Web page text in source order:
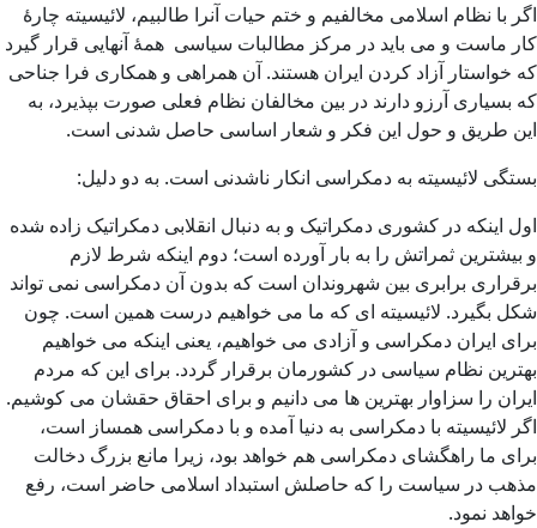
اگر با نظام اسلامی مخالفیم و ختم حیات آنرا طالبیم، لائیسیته چارۀ
کار ماست و می باید در مرکز مطالبات سیاسی همۀ آنهایی قرار گیرد
که خواستار آزاد کردن ایران هستند. آن همراهی و همکاری فرا جناحی
که بسیاری آرزو دارند در بین مخالفان نظام فعلی صورت بپذیرد، به
این طریق و حول این فکر و شعار اساسی حاصل شدنی است.
بستگی لائیسیته به دمکراسی انکار ناشدنی است. به دو دلیل:
اول اینکه در کشوری دمکراتیک و به دنبال انقلابی دمکراتیک زاده شده
و بیشترین ثمراتش را به بار آورده است؛ دوم اینکه شرط لازم
برقراری برابری بین شهروندان است که بدون آن دمکراسی نمی تواند
شکل بگیرد. لائیسیته ای که ما می خواهیم درست همین است. چون
برای ایران دمکراسی و آزادی می خواهیم، یعنی اینکه می خواهیم
بهترین نظام سیاسی در کشورمان برقرار گردد. برای این که مردم
ایران را سزاوار بهترین ها می دانیم و برای احقاق حقشان می کوشیم.
اگر لائیسیته با دمکراسی به دنیا آمده و با دمکراسی همساز است،
برای ما راهگشای دمکراسی هم خواهد بود، زیرا مانع بزرگ دخالت
مذهب در سیاست را که حاصلش استبداد اسلامی حاضر است، رفع
خواهد نمود.